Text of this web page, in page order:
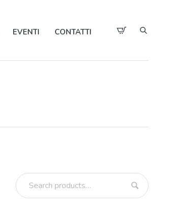
EVENTI CONTATTI